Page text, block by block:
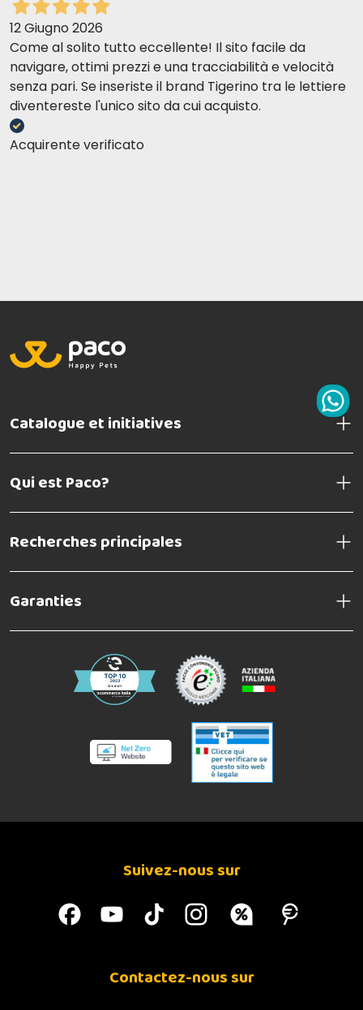
12 Giugno 2026
Come al solito tutto eccellente! Il sito facile da
navigare, ottimi prezzi e una tracciabilità e velocità
senza pari. Se inseriste il brand Tigerino tra le lettiere
diventereste l'unico sito da cui acquisto.
Acquirente verificato
Catalogue et initiatives
Qui est Paco?
Recherches principales
Garanties
Suivez-nous sur
Contactez-nous sur